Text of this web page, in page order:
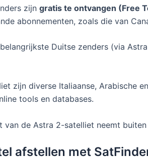
zijn gratis te ontvangen (Free
abonnementen, zoals die van
Duitse zenders (via
zijn diverse Italiaanse, Arabische
tools en databases.
van de Astra 2-satelliet neemt buiten
afstellen met